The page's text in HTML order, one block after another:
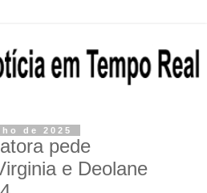
de 2025
pede
e Deolane